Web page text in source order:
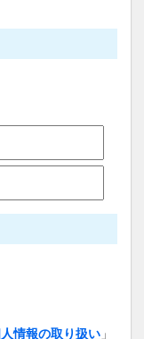
情報の取り扱い 」